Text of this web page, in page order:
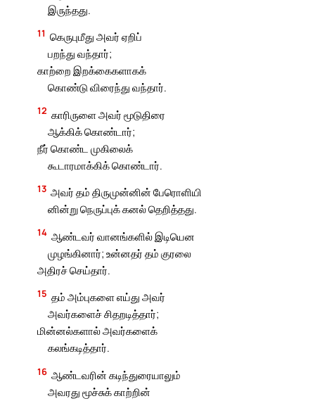
இருந்தது.
11 கெருபுமீது அவர் ஏறிப்
பறந்து வந்தார்;
காற்றை இறக்கைகளாகக்
கொண்டு விரைந்து வந்தார்.
12 காரிருளை அவர் மூடுதிரை
ஆக்கிக் கொண்டார்;
நீர் கொண்ட முகிலைக்
கூடாரமாக்கிக் கொண்டார்.
13 அவர் தம் திருமுன்னின் பேரொளியி
னின்று நெருப்புக் கனல் தெறித்தது.
14 ஆண்டவர் வானங்களில் இடியென
முழங்கினார்; உன்னதர் தம் குரலை
அதிரச் செய்தார்.
15 தம் அம்புகளை எய்து அவர்
அவர்களைச் சிதறடித்தார்;
மின்னல்களால் அவர்களைக்
கலங்கடித்தார்.
16 ஆண்டவரின் கடிந்துரையாலும்
அவரது மூச்சுக் காற்றின்